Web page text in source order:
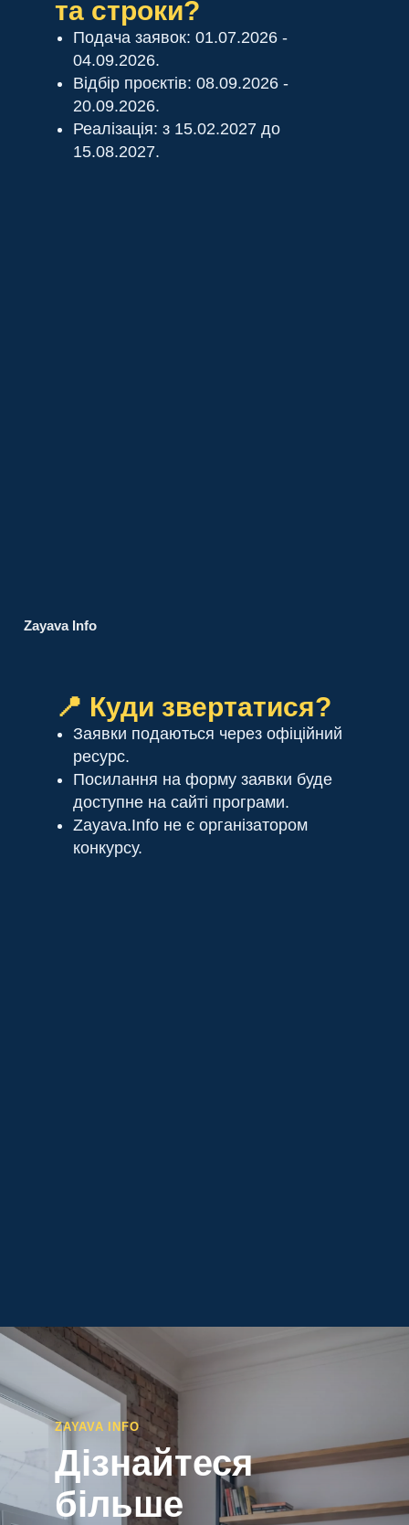
та строки?
Подача заявок: 01.07.2026 -
04.09.2026.
Відбір проєктів: 08.09.2026 -
20.09.2026.
Реалізація: з 15.02.2027 до
15.08.2027.
Zayava Info
📍 Куди звертатися?
Заявки подаються через офіційний
ресурс.
Посилання на форму заявки буде
доступне на сайті програми.
Zayava.Info не є організатором
конкурсу.
ZAYAVA INFO
Дізнайтеся
більше